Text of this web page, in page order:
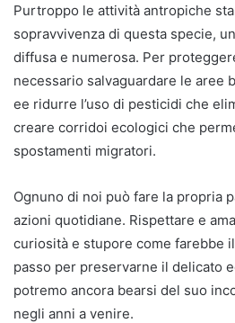
Purtroppo le attività antropiche
sopravvivenza di questa specie,
diffusa e numerosa. Per
necessario salvaguardare le aree
ee ridurre l’uso di pesticidi che
creare corridoi ecologici che
spostamenti migratori.
Ognuno di noi può fare la propria
azioni quotidiane. Rispettare e
curiosità e stupore come farebbe
passo per preservarne il delicato
potremo ancora bearsi del suo
negli anni a venire.